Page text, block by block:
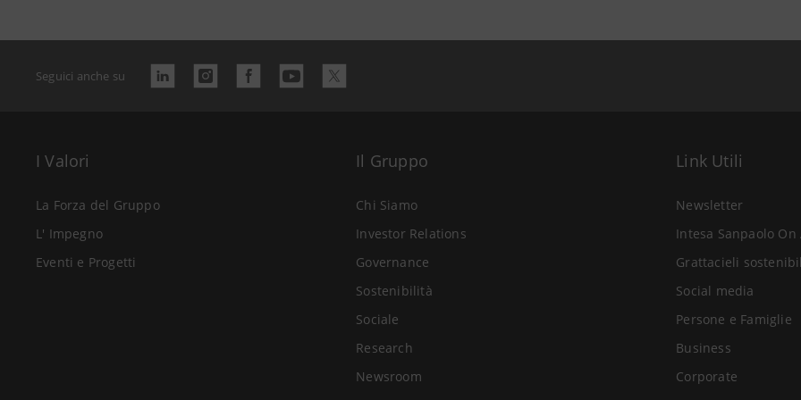
Seguici anche su
I Valori
La Forza del Gruppo
L' Impegno
Eventi e Progetti
Il Gruppo
Chi Siamo
Investor Relations
Governance
Sostenibilità
Sociale
Research
Newsroom
Link Utili
Newsletter
Intesa Sanpaolo On
Grattacieli
Social media
Persone e Famiglie
Business
Corporate